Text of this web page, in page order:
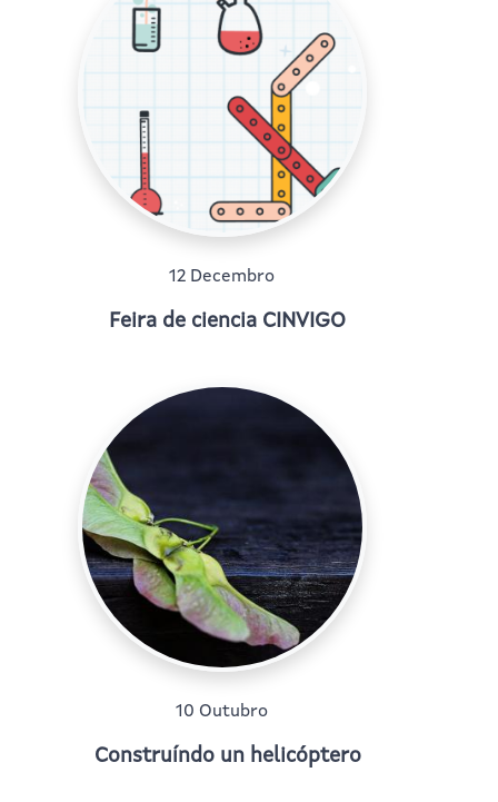
12 Decembro
Feira de ciencia CINVIGO
10 Outubro
Construíndo un helicóptero